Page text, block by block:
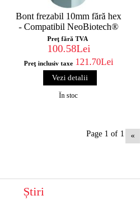
Bont frezabil 10mm fără hex
- Compatibil NeoBiotech®
Preţ fără TVA
100.58Lei
Preţ inclusiv taxe 121.70Lei
Vezi detalii
În stoc
Page 1 of 1 «
Știri